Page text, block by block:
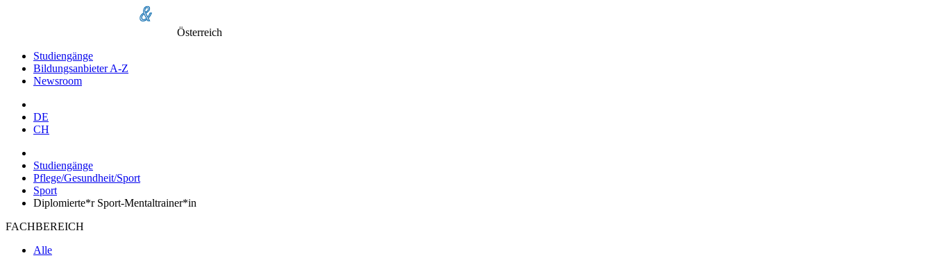
Österreich
Studiengänge
Bildungsanbieter A-Z
Newsroom
DE
CH
Studiengänge
Pflege/Gesundheit/Sport
Sport
Diplomierte*r Sport-Mentaltrainer*in
FACHBEREICH
Alle